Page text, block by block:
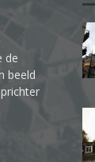
de
beeld